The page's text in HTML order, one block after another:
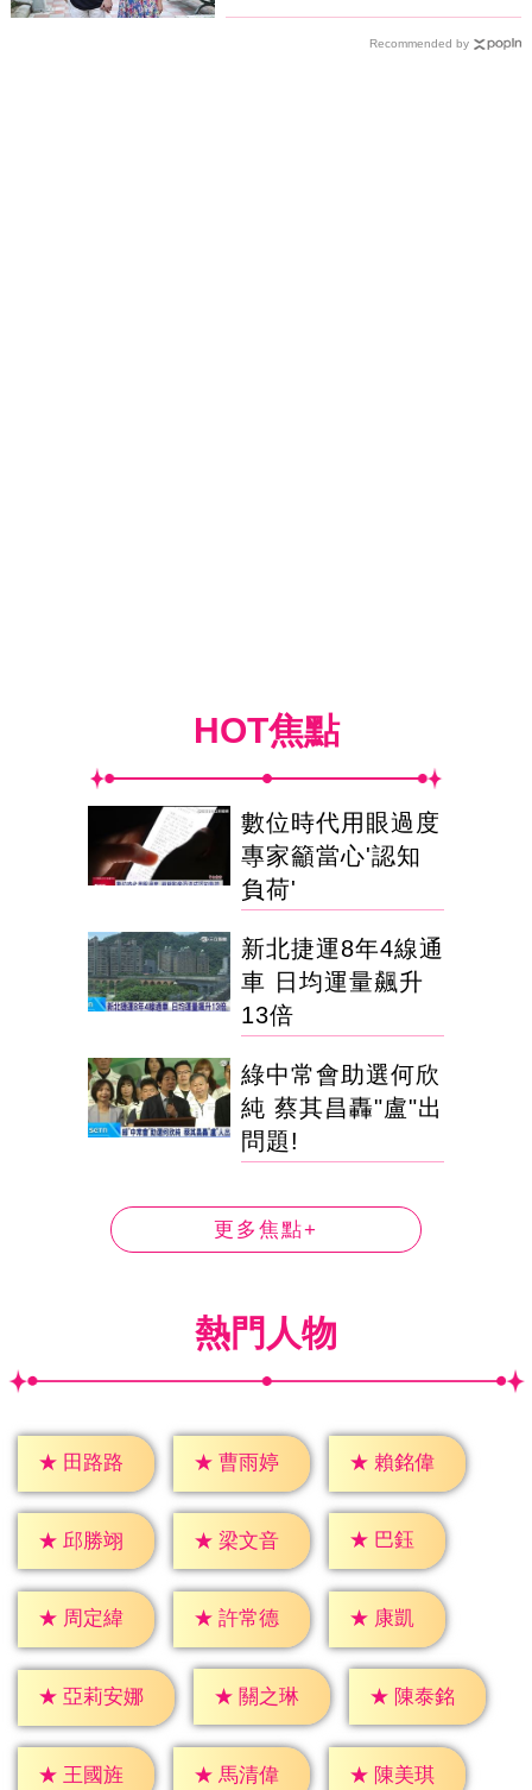
Recommended by
HOT焦點
數位時代用眼過度
專家籲當心'認知
負荷'
新北捷運8年4線通
車 日均運量飆升
13倍
綠中常會助選何欣
純 蔡其昌轟"盧"出
問題!
更多焦點+
熱門人物
★ 田路路 ★ 曹雨婷 ★ 賴銘偉
★ 邱勝翊 ★ 梁文音 ★ 巴鈺
★ 周定緯 ★ 許常德 ★ 康凱
★ 亞莉安娜 ★ 關之琳 ★ 陳泰銘
★ 王國旌 ★ 馬清偉 ★ 陳美琪